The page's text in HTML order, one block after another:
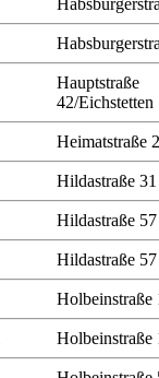
Hauptstraße
42/Eichstetten
Heimatstraße 2
Hildastraße 31
Hildastraße 57
Hildastraße 57
Holbeinstraße
Holbeinstraße